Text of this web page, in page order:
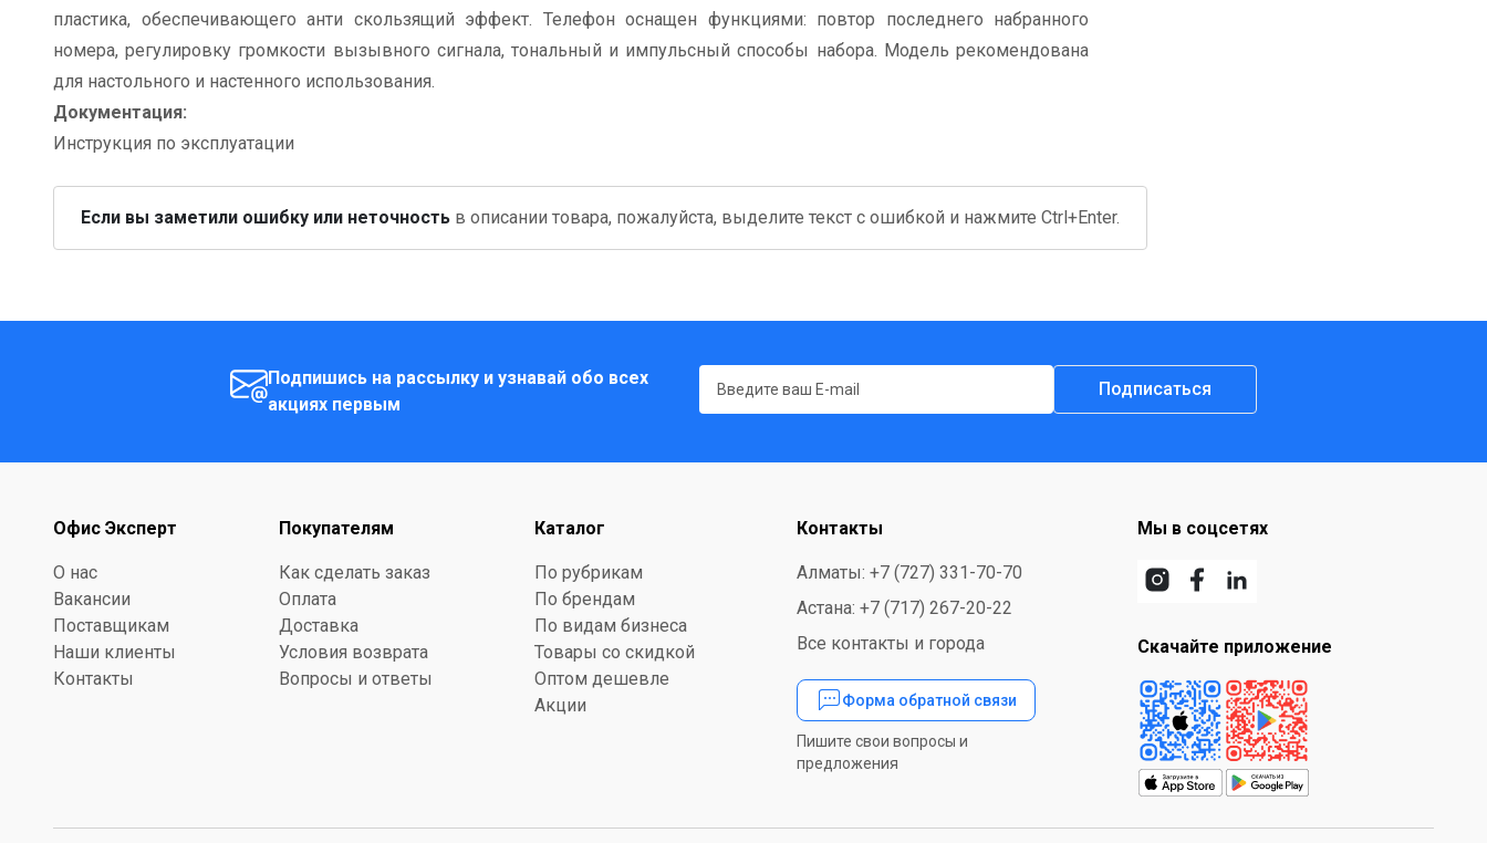
пластика, обеспечивающего анти скользящий эффект. Телефон оснащен функциями: повтор последнего набранного
номера, регулировку громкости вызывного сигнала, тональный и импульсный способы набора. Модель рекомендована
для настольного и настенного использования.
Документация:
Инструкция по эксплуатации
Если вы заметили ошибку или неточность в описании товара, пожалуйста, выделите текст с ошибкой и нажмите Ctrl+Enter.
Подпишись на рассылку и узнавай обо всех
акциях первым
Подписаться
Офис Эксперт
О нас
Вакансии
Поставщикам
Наши клиенты
Контакты
Покупателям
Как сделать заказ
Оплата
Доставка
Условия возврата
Вопросы и ответы
Каталог
По рубрикам
По брендам
По видам бизнеса
Товары со скидкой
Оптом дешевле
Акции
Контакты
Алматы: +7 (727) 331-70-70
Астана: +7 (717) 267-20-22
Все контакты и города
Форма обратной связи
Пишите свои вопросы и
предложения
Мы в соцсетях
Скачайте приложение